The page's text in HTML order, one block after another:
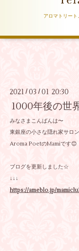
アロマトリー
2021 /03 /01 20:30
1000年後の世
みなさまこんばんは〜
東銀座の小さな隠れ家サロン
Aroma PoetのMamiです😊
ブログを更新しました☆
↓↓↓
https://ameblo.jp/